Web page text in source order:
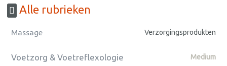
Alle rubrieken
Massage Verzorgingsprodukten
Voetzorg & Voetreflexologie Medium